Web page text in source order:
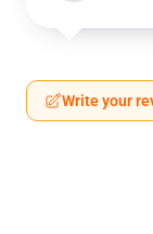
Write your